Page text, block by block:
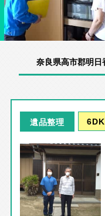
奈良県高市郡明日
遺品整理